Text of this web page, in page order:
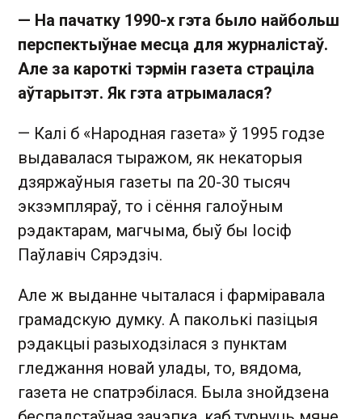
— На пачатку 1990-х гэта было найбольш
перспектыўнае месца для журналістаў.
Але за кароткі тэрмін газета страціла
аўтарытэт. Як гэта атрымалася?
— Калі б «Народная газета» ў 1995 годзе
выдавалася тыражом, як некаторыя
дзяржаўныя газеты па 20-30 тысяч
экзэмпляраў, то і сёння галоўным
рэдактарам, магчыма, быў бы Іосіф
Паўлавіч Сярэдзіч.
Але ж выданне чыталася і фарміравала
грамадскую думку. А паколькі пазіцыя
рэдакцыі разыходзілася з пунктам
гледжання новай улады, то, вядома,
газета не спатрэбілася. Была знойдзена